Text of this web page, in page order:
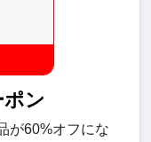
ン
が60%オフにな